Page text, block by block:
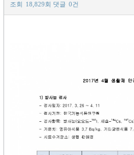
조회 18,829회 댓글 0건